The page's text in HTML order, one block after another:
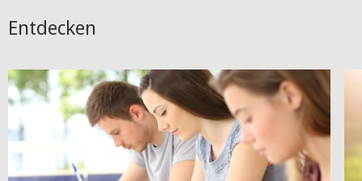
Entdecken